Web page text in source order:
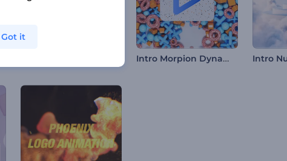
Intro Morpion Dynamique Intro
Got it